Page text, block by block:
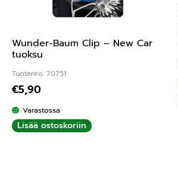
Wunder-Baum Clip – New Car
tuoksu
Tuotenro: 70751
€5,90
Varastossa
Lisää ostoskoriin